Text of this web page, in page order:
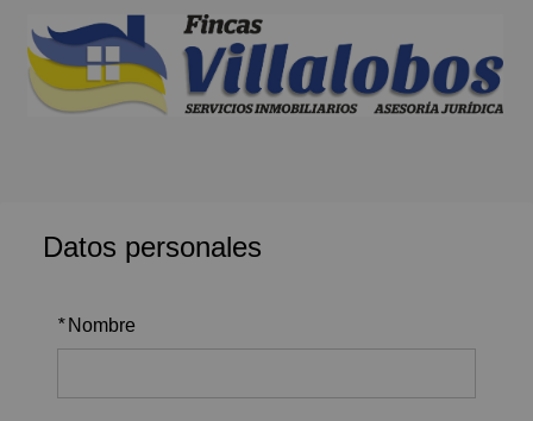
Datos personales
* Nombre